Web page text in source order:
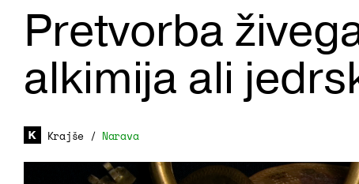
Pretvorba
alkimija ali
Krajše / Narava